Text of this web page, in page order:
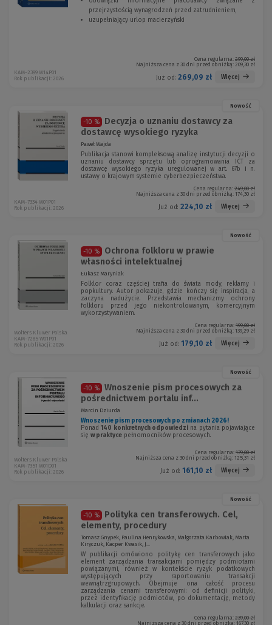
przejrzystością wynagrodzeń przed zatrudnieniem,
uzupełniający urlop macierzyński
Cena regularna: 299,00 zł
Najniższa cena z 30 dni przed obniżką: 209,30 zł
Już od: 269,09 zł Więcej
KAM-2399 W14P01
Rok publikacji: 2026
Nowość
-10 %
Decyzja o uznaniu dostawcy za
dostawcę wysokiego ryzyka
Paweł Wajda
Publikacja stanowi kompleksową analizę instytucji decyzji o
uznaniu dostawcy sprzętu lub oprogramowania ICT za
dostawcę wysokiego ryzyka uregulowanej w art. 67b i n.
ustawy o krajowym systemie cyberbezpieczeństwa.
Cena regularna: 249,00 zł
Najniższa cena z 30 dni przed obniżką: 174,30 zł
Już od: 224,10 zł Więcej
KAM-7334 W01P01
Rok publikacji: 2026
Nowość
-10 %
Ochrona folkloru w prawie
własności intelektualnej
Łukasz Maryniak
Folklor coraz częściej trafia do świata mody, reklamy i
popkultury. Autor pokazuje, gdzie kończy się inspiracja, a
zaczyna nadużycie. Przedstawia mechanizmy ochrony
folkloru przed jego niekontrolowanym, komercyjnym
wykorzystywaniem.
Cena regularna: 199,00 zł
Najniższa cena z 30 dni przed obniżką: 139,29 zł
Już od: 179,10 zł Więcej
Wolters Kluwer Polska
KAM-7285 W01P01
Rok publikacji: 2026
Nowość
-10 %
Wnoszenie pism procesowych za
pośrednictwem portalu inf...
Marcin Dziurda
Wnoszenie pism procesowych po zmianach 2026!
Ponad140 konkretnych odpowiedzi na pytania pojawiające
się w praktyce pełnomocników procesowych.
Cena regularna: 179,00 zł
Najniższa cena z 30 dni przed obniżką: 125,31 zł
Już od: 161,10 zł Więcej
Wolters Kluwer Polska
KAM-7351 W01D01
Rok publikacji: 2026
Nowość
-10 %
Polityka cen transferowych. Cel,
elementy, procedury
Tomasz Gnypek, Paulina Henrykowska, Małgorzata Karbowiak, Marta
Kiryczuk, Kacper Kwasik, J...
W publikacji omówiono politykę cen transferowych jako
element zarządzania transakcjami pomiędzy podmiotami
powiązanymi, również w kontekście ryzyk podatkowych
występujących przy raportowaniu transakcji
wewnątrzgrupowych. Obejmuje ona całość procesu
zarządzania cenami transferowymi: od definicji polityki,
przez identyfikację podmiotów, po dokumentację, metody
kalkulacji oraz sankcje.
Cena regularna: 239,00 zł
Najniższa cena z 30 dni przed obniżką: 167,30 zł